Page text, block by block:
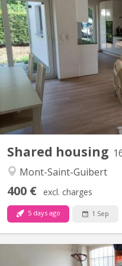
Shared housing
Mont-Saint-Guibert
400 € excl. charges
5 days ago 1 Sep
2 chambres à louer dans
Louvain-la-Neuve (7 km)
Louvain-la-Neuve à 30
charges comprises. Pour
extérieur. Les